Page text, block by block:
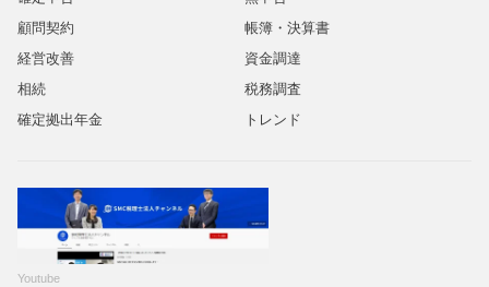
顧問契約
帳簿・決算書
経営改善
資金調達
相続
税務調査
確定拠出年金
トレンド
Youtube